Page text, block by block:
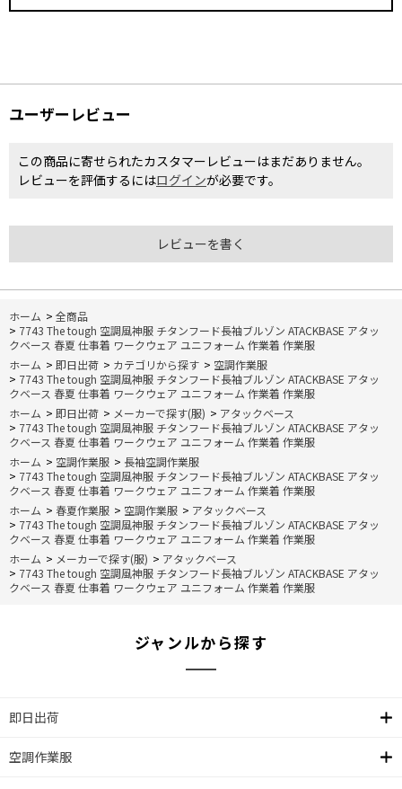
ユーザーレビュー
この商品に寄せられたカスタマーレビューはまだありません。
レビューを評価するにはログインが必要です。
レビューを書く
ホーム > 全商品
> 7743 The tough 空調風神服 チタンフード長袖ブルゾン ATACKBASE アタッ
クベース 春夏 仕事着 ワークウェア ユニフォーム 作業着 作業服
ホーム > 即日出荷 > カテゴリから探す > 空調作業服
> 7743 The tough 空調風神服 チタンフード長袖ブルゾン ATACKBASE アタッ
クベース 春夏 仕事着 ワークウェア ユニフォーム 作業着 作業服
ホーム > 即日出荷 > メーカーで探す(服) > アタックベース
> 7743 The tough 空調風神服 チタンフード長袖ブルゾン ATACKBASE アタッ
クベース 春夏 仕事着 ワークウェア ユニフォーム 作業着 作業服
ホーム > 空調作業服 > 長袖空調作業服
> 7743 The tough 空調風神服 チタンフード長袖ブルゾン ATACKBASE アタッ
クベース 春夏 仕事着 ワークウェア ユニフォーム 作業着 作業服
ホーム > 春夏作業服 > 空調作業服 > アタックベース
> 7743 The tough 空調風神服 チタンフード長袖ブルゾン ATACKBASE アタッ
クベース 春夏 仕事着 ワークウェア ユニフォーム 作業着 作業服
ホーム > メーカーで探す(服) > アタックベース
> 7743 The tough 空調風神服 チタンフード長袖ブルゾン ATACKBASE アタッ
クベース 春夏 仕事着 ワークウェア ユニフォーム 作業着 作業服
ジャンルから探す
即日出荷
空調作業服